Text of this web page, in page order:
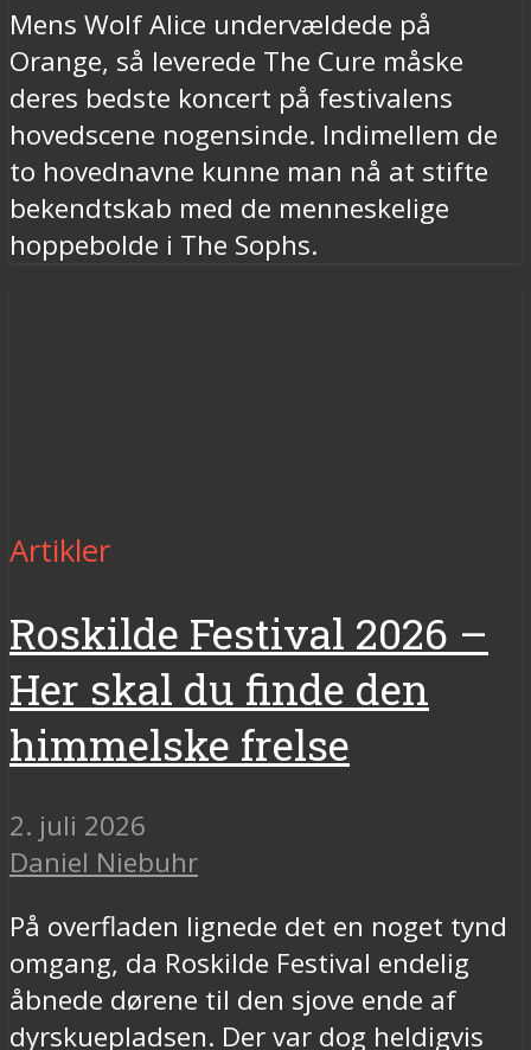
Mens Wolf Alice undervældede på
Orange, så leverede The Cure måske
deres bedste koncert på festivalens
hovedscene nogensinde. Indimellem de
to hovednavne kunne man nå at stifte
bekendtskab med de menneskelige
hoppebolde i The Sophs.
Artikler
Roskilde Festival 2026 –
Her skal du finde den
himmelske frelse
2. juli 2026
Daniel Niebuhr
På overfladen lignede det en noget tynd
omgang, da Roskilde Festival endelig
åbnede dørene til den sjove ende af
dyrskuepladsen. Der var dog heldigvis